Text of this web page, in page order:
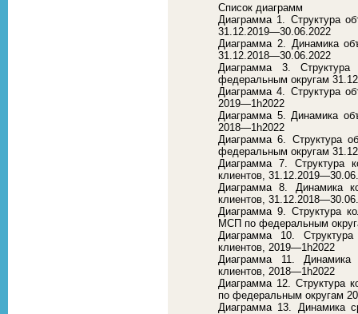
Список диаграмм
Диаграмма 1. Структура
31.12.2019—30.06.2022
Диаграмма 2. Динамика
31.12.2018—30.06.2022
Диаграмма 3.
федеральным округам
Диаграмма 4. Структура
2019—1h2022
Диаграмма 5. Динамика
2018—1h2022
Диаграмма 6. Структура
федеральным округам
Диаграмма 7. Структура
клиентов,
Диаграмма 8. Динамика
клиентов,
Диаграмма 9. Структура
МСП по федеральным
Диаграмма 10.
клиентов, 2019—1h2022
Диаграмма 11.
клиентов, 2018—1h2022
Диаграмма 12. Структура
по федеральным округам
Диаграмма 13. Динамика